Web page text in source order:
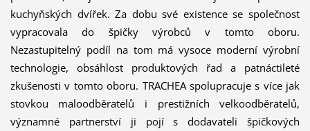
kuchyňských dvířek. Za dobu své existence se společnost
vypracovala do špičky výrobců v tomto oboru.
Nezastupitelný podíl na tom má vysoce moderní výrobní
technologie, obsáhlost produktových řad a patnáctileté
zkušenosti v tomto oboru. TRACHEA spolupracuje s více jak
stovkou maloodběratelů i prestižních velkoodběratelů,
významné partnerství ji pojí s dodavateli špičkových